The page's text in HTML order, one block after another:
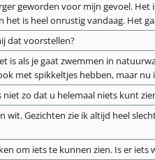
geworden voor mijn gevoel.
het is heel onrustig vandaag. Het
dat voorstellen?
is als je gaat zwemmen in
met spikkeltjes hebben, maar nu
zo dat u helemaal niets kunt
wit. Gezichten zie ik altijd heel
om iets te kunnen zien. Is er